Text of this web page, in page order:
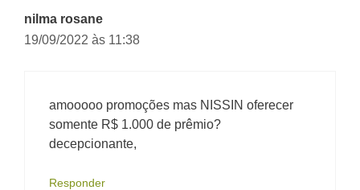
nilma rosane
19/09/2022 às 11:38
amooooo promoções mas NISSIN oferecer
somente R$ 1.000 de prêmio?
decepcionante,
Responder